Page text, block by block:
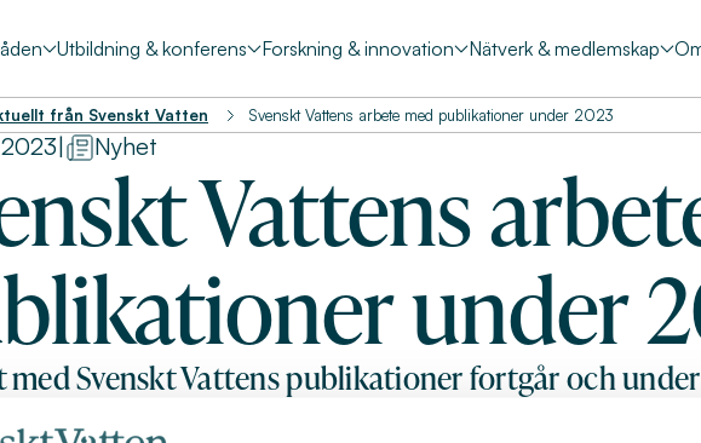
Utbildning & konferens Forskning & innovation Nätverk & medlemskap
från Svenskt Vatten Svenskt Vattens arbete med publikationer under 2023
| Nyhet
Vattens
under
med Svenskt Vattens publikationer fortgår och
en välbehövlig förnyelse. Vi fastställer årligen